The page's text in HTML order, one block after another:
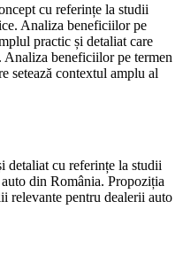
cu referințe la studii
Analiza beneficiilor pe
practic și detaliat care
Analiza beneficiilor pe termen
setează contextul amplu al
detaliat cu referințe la studii
din România. Propoziția
relevante pentru dealerii auto